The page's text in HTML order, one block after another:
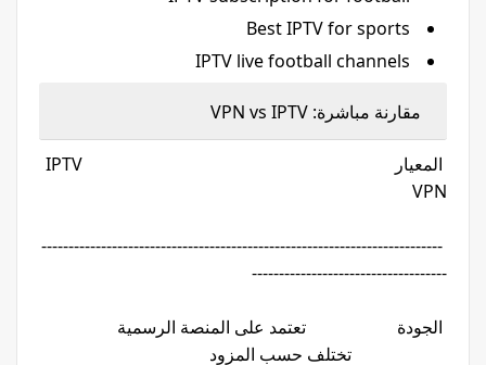
مقارنة مباشرة: VPN vs IPTV
المعيار IPTV
VPN
--------------------------------------------------------------------------
------------------------------------
الجودة تعتمد على المنصة الرسمية
تختلف حسب المزود